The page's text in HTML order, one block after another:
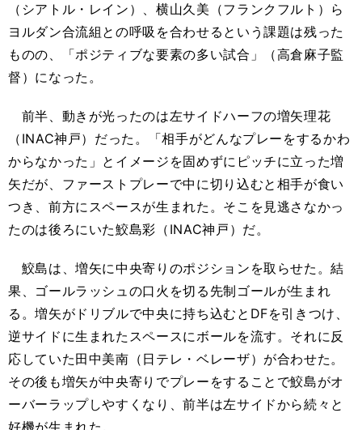
（シアトル・レイン）、横山久美（フランクフルト）ら
ヨルダン合流組との呼吸を合わせるという課題は残った
ものの、「ポジティブな要素の多い試合」（高倉麻子監
督）になった。
前半、動きが光ったのは左サイドハーフの増矢理花
（INAC神戸）だった。「相手がどんなプレーをするかわ
からなかった」とイメージを固めずにピッチに立った増
矢だが、ファーストプレーで中に切り込むと相手が食い
つき、前方にスペースが生まれた。そこを見逃さなかっ
たのは後ろにいた鮫島彩（INAC神戸）だ。
鮫島は、増矢に中央寄りのポジションを取らせた。結
果、ゴールラッシュの口火を切る先制ゴールが生まれ
る。増矢がドリブルで中央に持ち込むとDFを引きつけ、
逆サイドに生まれたスペースにボールを流す。それに反
応していた田中美南（日テレ・ベレーザ）が合わせた。
その後も増矢が中央寄りでプレーをすることで鮫島がオ
ーバーラップしやすくなり、前半は左サイドから続々と